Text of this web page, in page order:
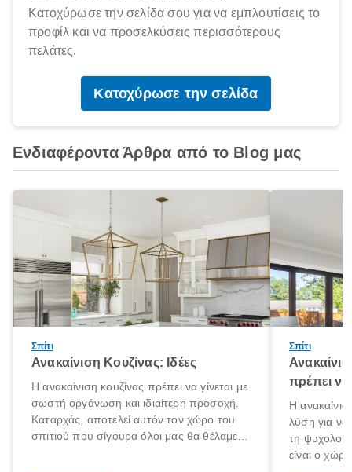
Κατοχύρωσε την σελίδα σου για να εμπλουτίσεις το
προφίλ και να προσελκύσεις περισσότερους
πελάτες.
Κατοχύρωσε την σελίδα
Ενδιαφέροντα Άρθρα από το Blog μας
Σπίτι
Ανακαίνιση Κουζίνας: Ιδέες
Η ανακαίνιση κουζίνας πρέπει να γίνεται με
σωστή οργάνωση και ιδιαίτερη προσοχή.
Καταρχάς, αποτελεί αυτόν τον χώρο του
σπιτιού που σίγουρα όλοι μας θα θέλαμε
Σπίτι
πρέπει να
Η
λύση για να
τη
είναι ο